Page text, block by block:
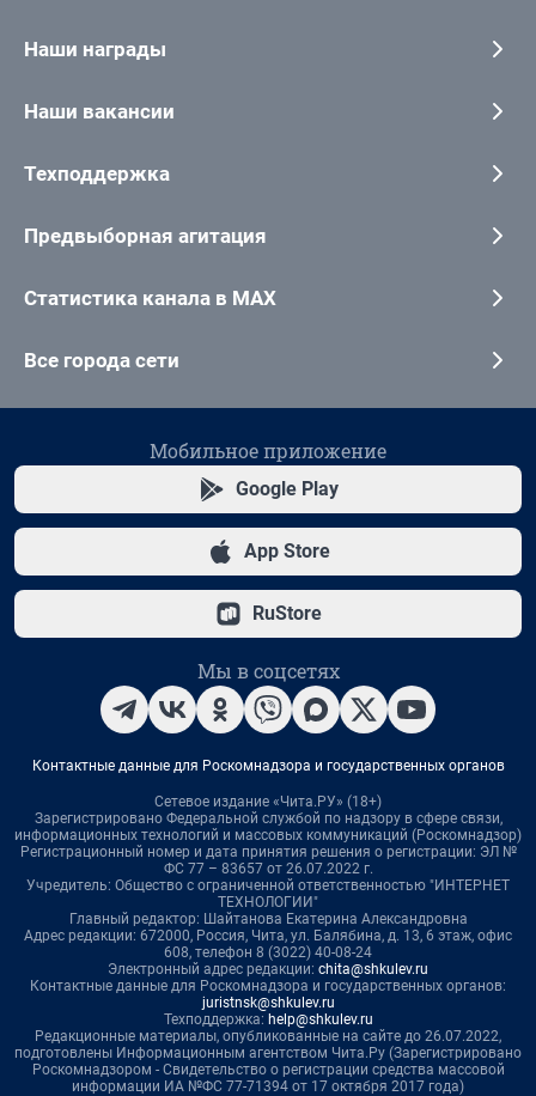
Наши награды
Наши вакансии
Техподдержка
Предвыборная агитация
Статистика канала в MAX
Все города сети
Мобильное приложение
Google Play
App Store
RuStore
Мы в соцсетях
Контактные данные для Роскомнадзора и государственных органов
Сетевое издание «Чита.РУ» (18+)
Зарегистрировано Федеральной службой по надзору в сфере связи,
информационных технологий и массовых коммуникаций (Роскомнадзор)
Регистрационный номер и дата принятия решения о регистрации: ЭЛ №
ФС 77 – 83657 от 26.07.2022 г.
Учредитель: Общество с ограниченной ответственностью "ИНТЕРНЕТ
ТЕХНОЛОГИИ"
Главный редактор: Шайтанова Екатерина Александровна
Адрес редакции: 672000, Россия, Чита, ул. Балябина, д. 13, 6 этаж, офис
608, телефон 8 (3022) 40-08-24
Электронный адрес редакции: chita@shkulev.ru
Контактные данные для Роскомнадзора и государственных органов:
juristnsk@shkulev.ru
Техподдержка: help@shkulev.ru
Редакционные материалы, опубликованные на сайте до 26.07.2022,
подготовлены Информационным агентством Чита.Ру (Зарегистрировано
Роскомнадзором - Свидетельство о регистрации средства массовой
информации ИА №ФС 77-71394 от 17 октября 2017 года)